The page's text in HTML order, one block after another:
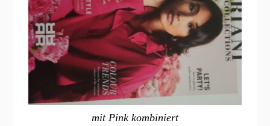
mit Pink kombiniert